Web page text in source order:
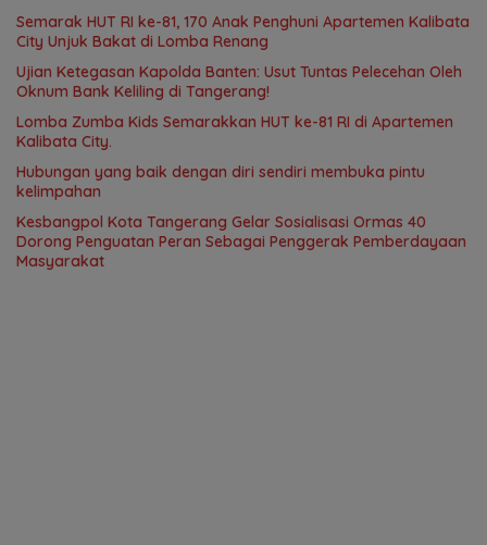
Semarak HUT RI ke-81, 170 Anak Penghuni Apartemen Kalibata
City Unjuk Bakat di Lomba Renang
Ujian Ketegasan Kapolda Banten: Usut Tuntas Pelecehan Oleh
Oknum Bank Keliling di Tangerang!
Lomba Zumba Kids Semarakkan HUT ke-81 RI di Apartemen
Kalibata City.
Hubungan yang baik dengan diri sendiri membuka pintu
kelimpahan
Kesbangpol Kota Tangerang Gelar Sosialisasi Ormas 40
Dorong Penguatan Peran Sebagai Penggerak Pemberdayaan
Masyarakat